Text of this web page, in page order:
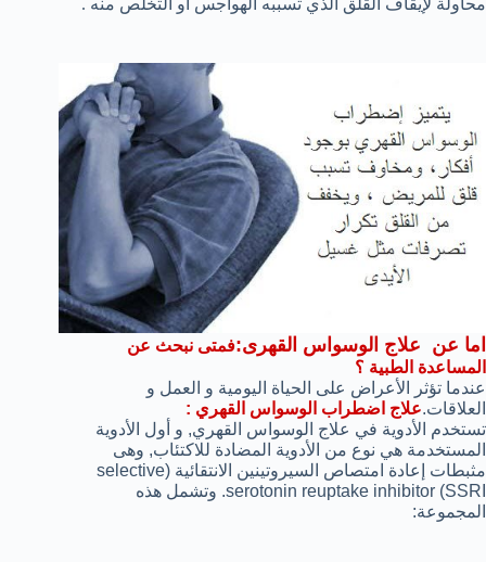
اما عن علاج الوسواس القهرى:فمتى نبحث عن
المساعدة الطبية ؟
عندما تؤثر الأعراض على الحياة اليومية و العمل و
العلاقات.علاج اضطراب الوسواس القهري :
تستخدم الأدوية في علاج الوسواس القهري, و أول الأدوية
المستخدمة هي نوع من الأدوية المضادة للاكتئاب, وهى
مثبطات إعادة امتصاص السيروتينين الانتقائية (selective
serotonin reuptake inhibitor (SSRI. وتشمل هذه
المجموعة: